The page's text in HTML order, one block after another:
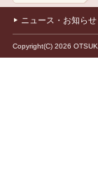
ニュース・お知らせ
Copyright(C) 2026